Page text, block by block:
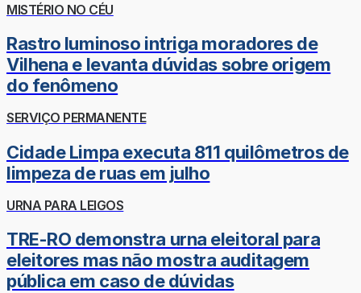
MISTÉRIO NO CÉU
Rastro luminoso intriga moradores de
Vilhena e levanta dúvidas sobre origem
do fenômeno
SERVIÇO PERMANENTE
Cidade Limpa executa 811 quilômetros de
limpeza de ruas em julho
URNA PARA LEIGOS
TRE-RO demonstra urna eleitoral para
eleitores mas não mostra auditagem
pública em caso de dúvidas